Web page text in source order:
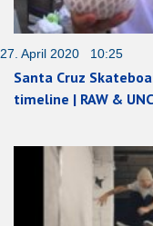
27. April 2020 10:25
Santa Cruz
timeline | RAW &